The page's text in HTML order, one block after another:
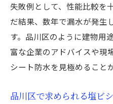
ド
塩ビシート防水
塩ビシート防水の
塩ビシート防水の
失敗例として、性能比較を
だ結果、数年で漏水が発生
す。品川区のように建物用
富な企業のアドバイスや現
シート防水を見極めること
品川区で求められる塩ビ